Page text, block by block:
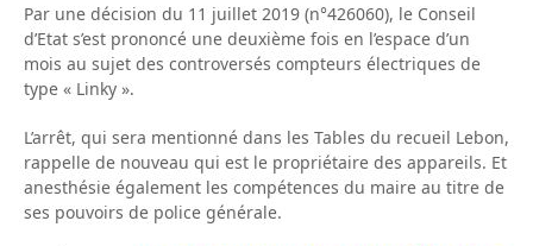
Par une décision du 11 juillet 2019 (n°426060), le Conseil
d’Etat s’est prononcé une deuxième fois en l’espace d’un
mois au sujet des controversés compteurs électriques de
type « Linky ».
L’arrêt, qui sera mentionné dans les Tables du recueil Lebon,
rappelle de nouveau qui est le propriétaire des appareils. Et
anesthésie également les compétences du maire au titre de
ses pouvoirs de police générale.